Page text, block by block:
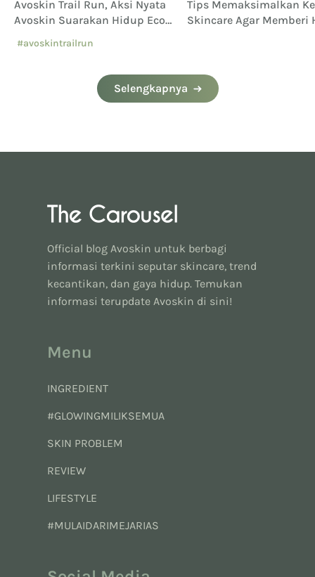
Avoskin Trail Run, Aksi Nyata
Avoskin Suarakan Hidup Eco
#avoskintrailrun
Tips Memaksimalkan
Skincare Agar Memberi
Selengkapnya
Official blog Avoskin untuk berbagi
informasi terkini seputar skincare, trend
kecantikan, dan gaya hidup. Temukan
informasi terupdate Avoskin di sini!
Menu
INGREDIENT
#GLOWINGMILIKSEMUA
SKIN PROBLEM
REVIEW
LIFESTYLE
#MULAIDARIMEJARIAS